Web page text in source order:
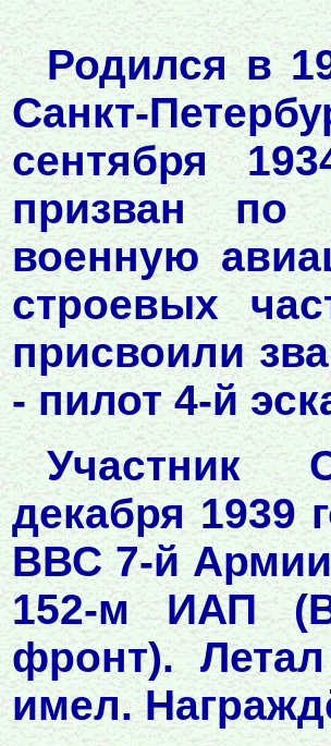
Родился в
Санкт-
сентября
призван по
военную
строевых
присвоили
- пилот 4-й
Участник
декабря 1939
ВВС 7-й
152-м ИАП
фронт).
имел.